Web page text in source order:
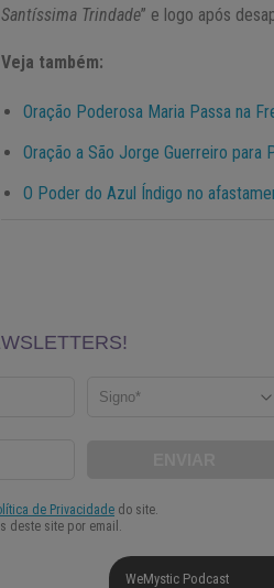
Santíssima Trindade” e logo após
Veja também:
Oração Poderosa Maria Passa na
Oração a São Jorge Guerreiro para
O Poder do Azul Índigo no
WeMystic Podcast